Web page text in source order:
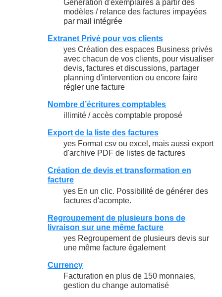
Génération d'exemplaires à partir des
modèles / relance des factures impayées
par mail intégrée
Extranet Privé pour vos clients
yes Création des espaces Business privés
avec chacun de vos clients, pour visualiser
devis, factures et discussions, partager
planning d'intervention ou encore faire
régler une facture
Nombre d’écritures comptables
illimité / accès comptable proposé
Export de la liste des factures
yes Format csv ou excel, mais aussi export
d'archive PDF de listes de factures
Création de devis et transformation en
facture
yes En un clic. Possibilité de générer des
factures d'acompte.
Regroupement de plusieurs bons de
livraison sur une même facture
yes Regroupement de plusieurs devis sur
une même facture également
Currency
Facturation en plus de 150 monnaies,
gestion du change automatisé